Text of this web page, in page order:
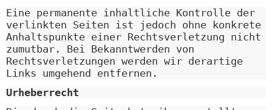
Eine permanente inhaltliche Kontrolle der
verlinkten Seiten ist jedoch ohne konkrete
Anhaltspunkte einer Rechtsverletzung nicht
zumutbar. Bei Bekanntwerden von
Rechtsverletzungen werden wir derartige
Links umgehend entfernen.
Urheberrecht